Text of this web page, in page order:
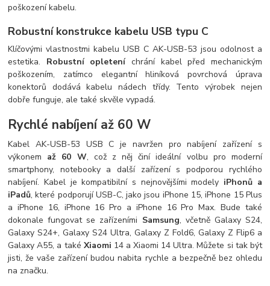
poškození kabelu.
Robustní konstrukce kabelu USB typu C
Klíčovými vlastnostmi kabelu USB C AK-USB-53 jsou odolnost a
estetika. Robustní opleteníchrání kabel před mechanickým
poškozením, zatímco elegantní hliníková povrchová úprava
konektorů dodává kabelu nádech třídy. Tento výrobek nejen
dobře funguje, ale také skvěle vypadá.
Rychlé nabíjení až 60 W
Kabel AK-USB-53 USB C je navržen pro nabíjení zařízení s
výkonem až 60 W, což z něj činí ideální volbu pro moderní
smartphony, notebooky a další zařízení s podporou rychlého
nabíjení. Kabel je kompatibilní s nejnovějšími modely iPhonů a
iPadů, které podporují USB-C, jako jsou iPhone 15, iPhone 15 Plus
a iPhone 16, iPhone 16 Pro a iPhone 16 Pro Max. Bude také
dokonale fungovat se zařízeními Samsung, včetně Galaxy S24,
Galaxy S24+, Galaxy S24 Ultra, Galaxy Z Fold6, Galaxy Z Flip6 a
Galaxy A55, a také Xiaomi 14 a Xiaomi 14 Ultra. Můžete si tak být
jisti, že vaše zařízení budou nabita rychle a bezpečně bez ohledu
na značku.